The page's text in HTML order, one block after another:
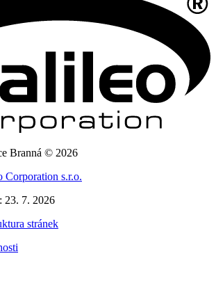
Branná © 2026
Corporation s.r.o.
23. 7. 2026
stránek